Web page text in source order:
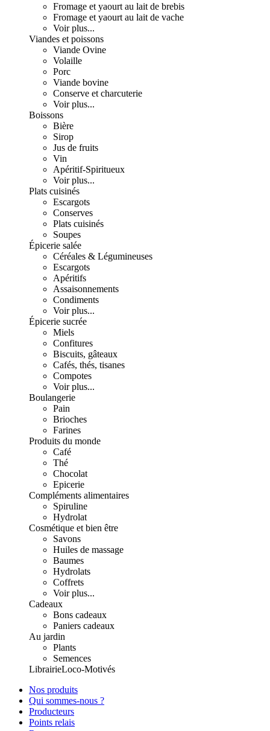
Fromage et yaourt au lait de brebis
Fromage et yaourt au lait de vache
Voir plus...
Viandes et poissons
Viande Ovine
Volaille
Porc
Viande bovine
Conserve et charcuterie
Voir plus...
Boissons
Bière
Sirop
Jus de fruits
Vin
Apéritif-Spiritueux
Voir plus...
Plats cuisinés
Escargots
Conserves
Plats cuisinés
Soupes
Épicerie salée
Céréales & Légumineuses
Escargots
Apéritifs
Assaisonnements
Condiments
Voir plus...
Épicerie sucrée
Miels
Confitures
Biscuits, gâteaux
Cafés, thés, tisanes
Compotes
Voir plus...
Boulangerie
Pain
Brioches
Farines
Produits du monde
Café
Thé
Chocolat
Epicerie
Compléments alimentaires
Spiruline
Hydrolat
Cosmétique et bien être
Savons
Huiles de massage
Baumes
Hydrolats
Coffrets
Voir plus...
Cadeaux
Bons cadeaux
Paniers cadeaux
Au jardin
Plants
Semences
LibrairieLoco-Motivés
Nos produits
Qui sommes-nous ?
Producteurs
Points relais